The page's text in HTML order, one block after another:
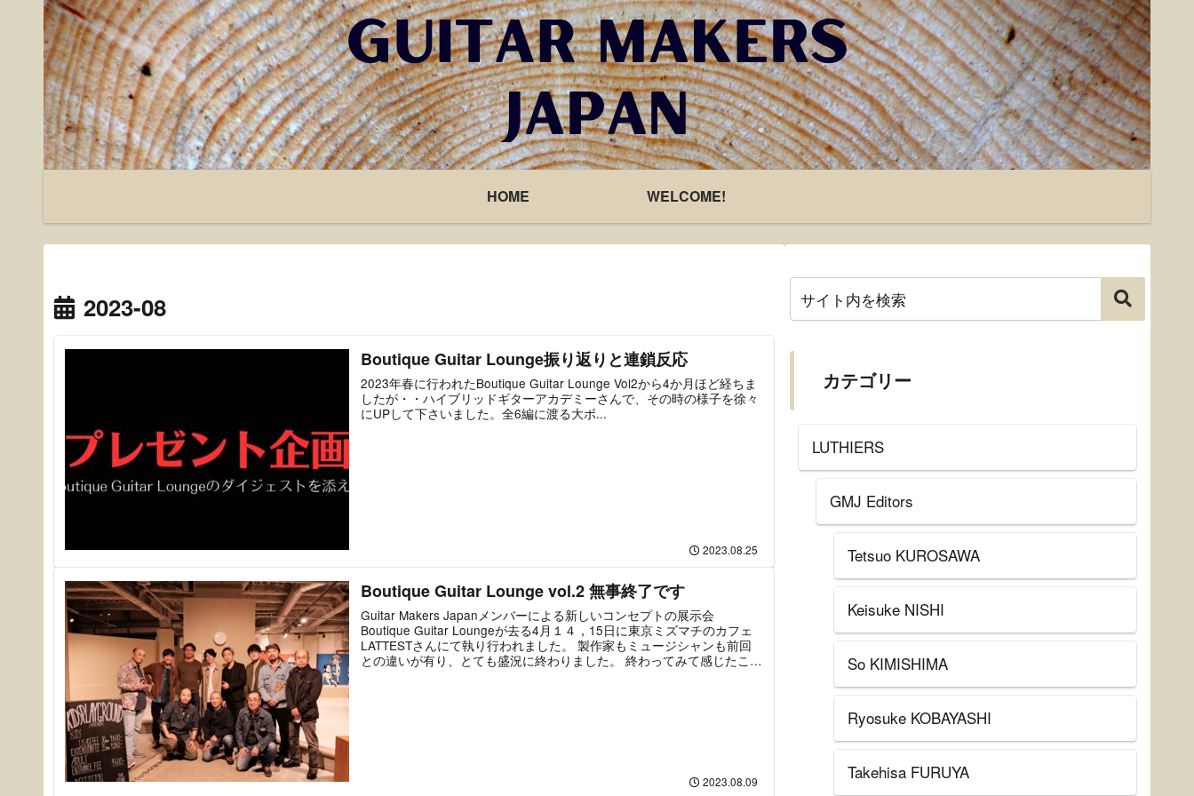
HOME WELCOME!
2023-08
Boutique Guitar Lounge振り返りと連鎖反応
2023年春に行われたBoutique Guitar Lounge Vol2から4か月ほど経ちま
したが・・ハイブリッドギターアカデミーさんで、その時の様子を徐々
にUPして下さいました。全6編に渡る大ボ...
2023.08.25
Boutique Guitar Lounge vol.2 無事終了です
Guitar Makers Japanメンバーによる新しいコンセプトの展示会
Boutique Guitar Loungeが去る4月１４，15日に東京ミズマチのカフェ
LATTESTさんにて執り行われました。 製作家もミュージシャンも前回
との違いが有り、とても盛況に終わりました。 終わってみて感じたこと
非常に学びが多く、有意義な展示会だったと思います。 最後になりまし
2023.08.09
カテゴリー
LUTHIERS
GMJ Editors
Tetsuo KUROSAWA
Keisuke NISHI
So KIMISHIMA
Ryosuke KOBAYASHI
Takehisa FURUYA